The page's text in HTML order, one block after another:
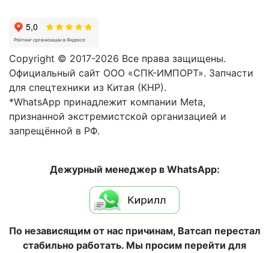
Copyright © 2017-2026 Все права защищены.
Официальный сайт ООО «СПК-ИМПОРТ». Запчасти
для спецтехники из Китая (КНР).
*WhatsApp принадлежит компании Meta,
признанной экстремистской организацией и
запрещённой в РФ.
Дежурный менеджер в WhatsApp:
По независящим от нас причинам, Ватсап перестал
стабильно работать. Мы просим перейти для